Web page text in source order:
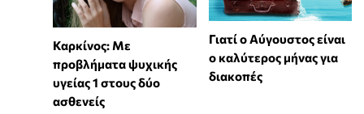
Καρκίνος: Με
προβλήματα ψυχικής
υγείας 1 στους δύο
ασθενείς
Γιατί ο Αύγουστος είναι
ο καλύτερος μήνας για
διακοπές